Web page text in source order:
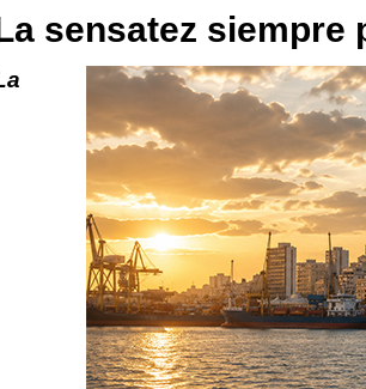
sensatez siempre